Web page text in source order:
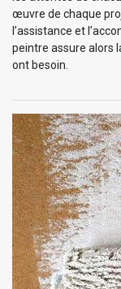
œuvre de chaque
l’assistance et
peintre assure alors
ont besoin.